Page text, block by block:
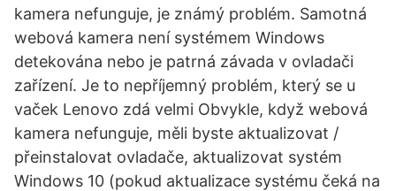
kamera nefunguje, je známý problém. Samotná
webová kamera není systémem Windows
detekována nebo je patrná závada v ovladači
zařízení. Je to nepříjemný problém, který se u
vaček Lenovo zdá velmi Obvykle, když webová
kamera nefunguje, měli byste aktualizovat /
přeinstalovat ovladače, aktualizovat systém
Windows 10 (pokud aktualizace systému čeká na